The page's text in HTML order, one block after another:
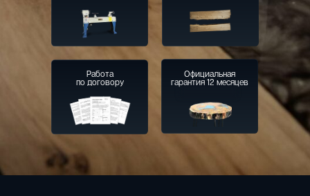
Работа
по договору
Официальная
гарантия 12 месяцев